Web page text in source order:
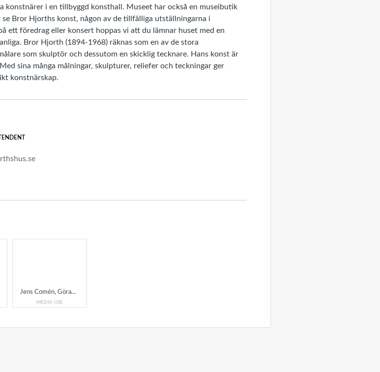
konstnärer i en tillbyggd konsthall. Museet har också en museibutik
Bror Hjorths konst, någon av de tillfälliga utställningarna i
ett föredrag eller konsert hoppas vi att du lämnar huset med en
Bror Hjorth (1894-1968) räknas som en av de stora
som skulptör och dessutom en skicklig tecknare. Hans konst är
sina många målningar, skulpturer, reliefer och teckningar ger
konstnärskap.
Jens Comén, Göran Månsson & Anders Åkered Sön 13 okt kl 19.00 Bror Hjorths Hus, Uppsala Jens Comén-saxofoner, loopar och effekter Göran Månsson- div flöjter och pipor, stomp-box, percussion och effekter Anders Åkered- fiol, slagverk, gitarr
MEDIA USE